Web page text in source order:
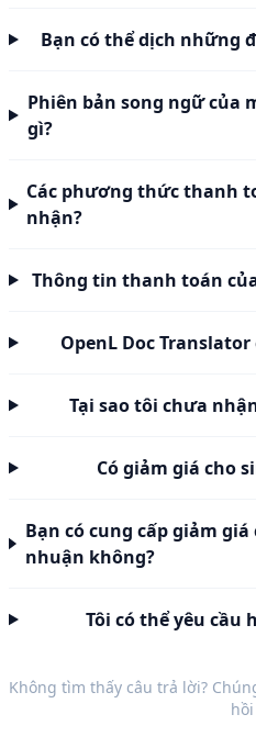
Bạn có thể dịch những
Phiên bản song ngữ của
gì?
Các phương thức thanh
nhận?
Thông tin thanh toán
OpenL Doc
Tại sao tôi chưa
Có giảm giá cho
Bạn có cung cấp giảm
nhuận không?
Tôi có thể yêu cầu
Không tìm thấy câu trả lời?
hồi